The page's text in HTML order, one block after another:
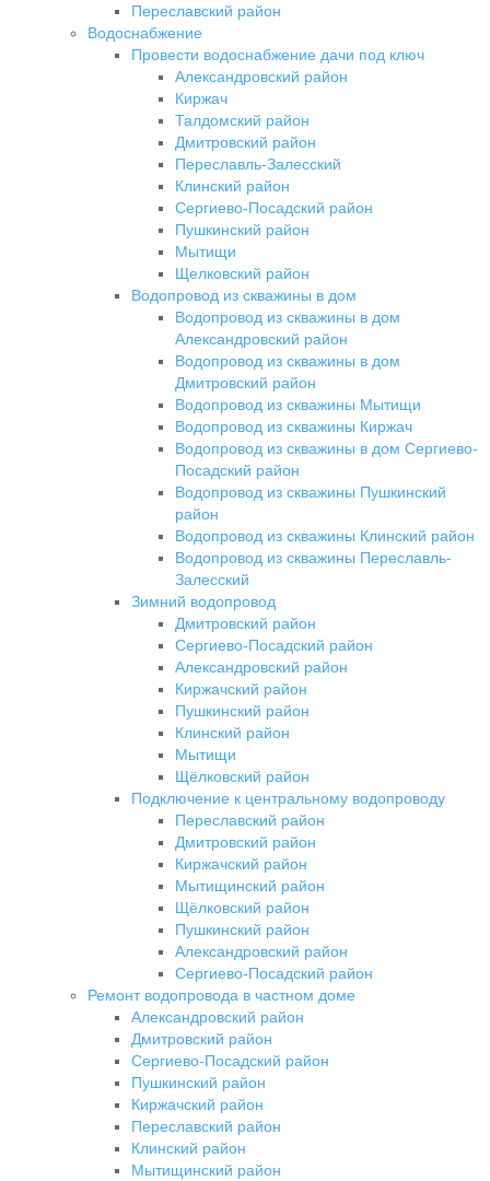
Переславский район
Водоснабжение
Провести водоснабжение дачи под ключ
Александровский район
Киржач
Талдомский район
Дмитровский район
Переславль-Залесский
Клинский район
Сергиево-Посадский район
Пушкинский район
Мытищи
Щелковский район
Водопровод из скважины в дом
Водопровод из скважины в дом
Александровский район
Водопровод из скважины в дом
Дмитровский район
Водопровод из скважины Мытищи
Водопровод из скважины Киржач
Водопровод из скважины в дом Сергиево-
Посадский район
Водопровод из скважины Пушкинский
район
Водопровод из скважины Клинский район
Водопровод из скважины Переславль-
Залесский
Зимний водопровод
Дмитровский район
Сергиево-Посадский район
Александровский район
Киржачский район
Пушкинский район
Клинский район
Мытищи
Щёлковский район
Подключение к центральному водопроводу
Переславский район
Дмитровский район
Киржачский район
Мытищинский район
Щёлковский район
Пушкинский район
Александровский район
Сергиево-Посадский район
Ремонт водопровода в частном доме
Александровский район
Дмитровский район
Сергиево-Посадский район
Пушкинский район
Киржачский район
Переславский район
Клинский район
Мытищинский район